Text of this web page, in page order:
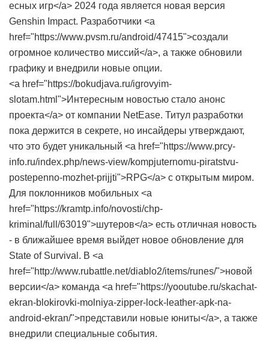
есных игр</a> 2024 года является новая версия
Genshin Impact. Разработчики <a
href="https://www.pvsm.ru/android/47415">создали
огромное количество миссий</a>, а также обновили
графику и внедрили новые опции.
<a href="https://bokudjava.ru/igrovyim-
slotam.html">Интересным новостью стало анонс
проекта</a> от компании NetEase. Титул разработки
пока держится в секрете, но инсайдеры утверждают,
что это будет уникальный <a href="https://www.prcy-
info.ru/index.php/news-view/kompjuternomu-piratstvu-
postepenno-mozhet-prijjti">RPG</a> с открытым миром.
Для поклонников мобильных <a
href="https://kramtp.info/novosti/chp-
kriminal/full/63019">шутеров</a> есть отличная новость
- в ближайшее время выйдет новое обновление для
State of Survival. В <a
href="http://www.rubattle.net/diablo2/items/runes/">новой
версии</a> команда <a href="https://yooutube.ru/skachat-
ekran-blokirovki-molniya-zipper-lock-leather-apk-na-
android-ekran/">представили новые юниты</a>, а также
внедрили специальные события.